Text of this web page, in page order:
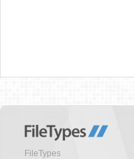
FileTypes